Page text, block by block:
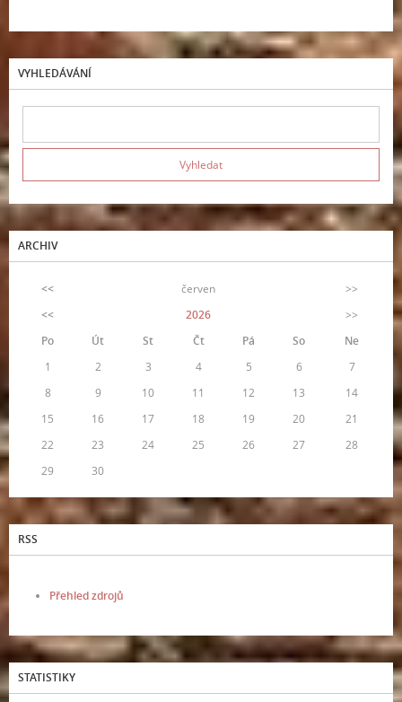
VYHLEDÁVÁNÍ
ARCHIV
<< červen
>>
<<
2026
>>
Po
Út St Čt Pá So
Ne
1
2 3 4 5 6
7
8
9 10 11 12 13
14
15
16 17 18 19 20
21
22
23 24 25 26 27
28
29
30
RSS
Přehled zdrojů
STATISTIKY